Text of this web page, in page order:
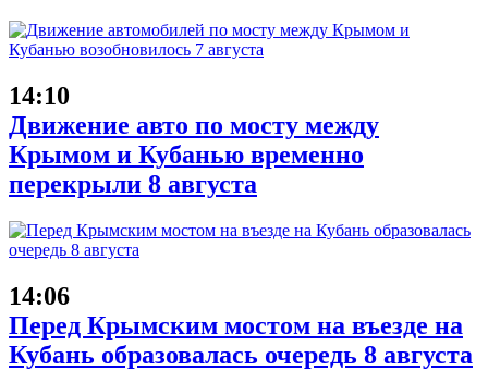
14:10
Движение авто по мосту между
Крымом и Кубанью временно
перекрыли 8 августа
14:06
Перед Крымским мостом на въезде на
Кубань образовалась очередь 8 августа